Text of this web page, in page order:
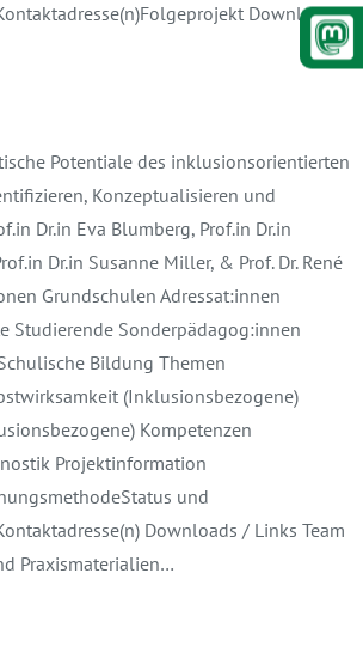
Downloads
Potentiale des inklusionsorientierten
Konzeptualisieren und
Dr.in Eva Blumberg, Prof.in Dr.in
Dr.in Susanne Miller, & Prof. Dr. René
Grundschulen Adressat:innen
Studierende Sonderpädagog:innen
Bildung Themen
(Inklusionsbezogene)
Kompetenzen
Projektinformation
und
Downloads / Links Team
Praxismaterialien…